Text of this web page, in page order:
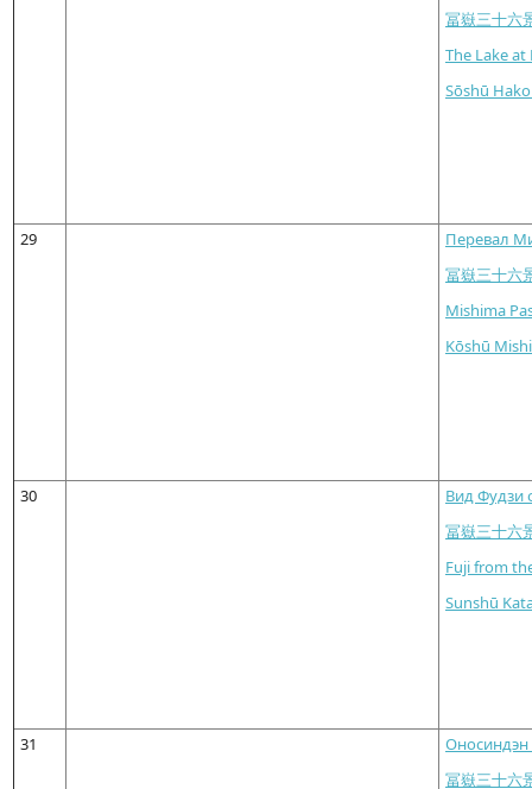
冨嶽三十
The Lake
Sōshū
29
Перевал
冨嶽三十
Mishima
Kōshū
30
Вид Фудзи
冨嶽三十六
Fuji from
Sunshū
31
Оносиндэн
冨嶽三十六